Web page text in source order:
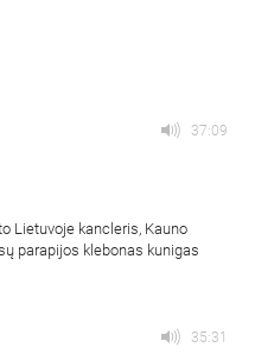
37:09
Lietuvoje kancleris, Kauno
parapijos klebonas kunigas
35:31